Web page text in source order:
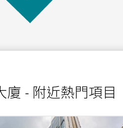
廈 - 附近熱門項目